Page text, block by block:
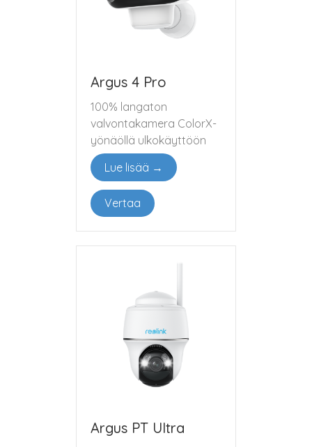
Argus 4 Pro
100% langaton
valvontakamera ColorX-
yönäöllä ulkokäyttöön
Lue lisää →
Vertaa
Argus PT Ultra